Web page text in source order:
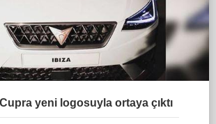
yeni logosuyla ortaya çıktı